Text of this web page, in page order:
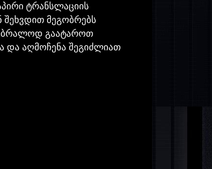
ტრანსლაციის
მეგობრებს
გაატაროთ
და აღმოჩენა შეგიძლიათ